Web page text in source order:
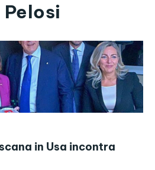
in Usa incontra